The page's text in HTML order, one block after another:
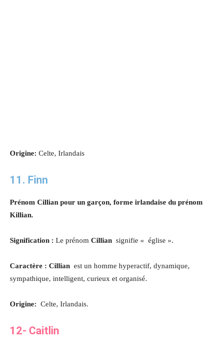
Origine: Celte, Irlandais
11. Finn
Prénom Cillian pour un garçon, forme irlandaise du prénom
Killian.
Signification : Le prénom Cillian signifie « église ».
Caractère : Cillian est un homme hyperactif, dynamique,
sympathique, intelligent, curieux et organisé.
Origine: Celte, Irlandais.
12- Caitlin